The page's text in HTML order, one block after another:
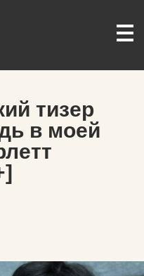
тизер
в моей